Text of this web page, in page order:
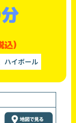
込)
ハイボール